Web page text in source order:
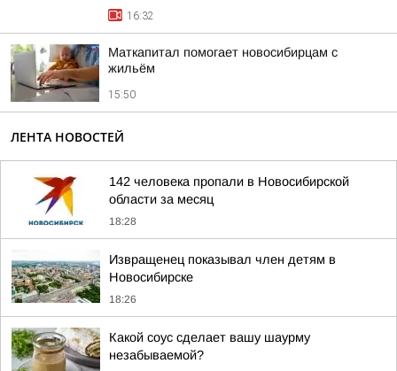
16:32
Маткапитал помогает новосибирцам с
жильём
15:50
ЛЕНТА НОВОСТЕЙ
142 человека пропали в Новосибирской
области за месяц
18:28
Извращенец показывал член детям в
Новосибирске
18:26
Какой соус сделает вашу шаурму
незабываемой?